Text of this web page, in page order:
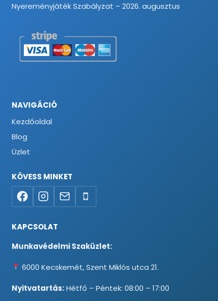
Nyereményjáték Szabályzat – 2026. augusztus
NAVIGÁCIÓ
Kezdőoldal
Blog
Üzlet
KÖVESS MINKET
KAPCSOLAT
Munkavédelmi Szaküzlet:
6000 Kecskemét, Szent Miklós utca 21.
Nyitvatartás:Hétfő – Péntek: 08:00 – 17:00